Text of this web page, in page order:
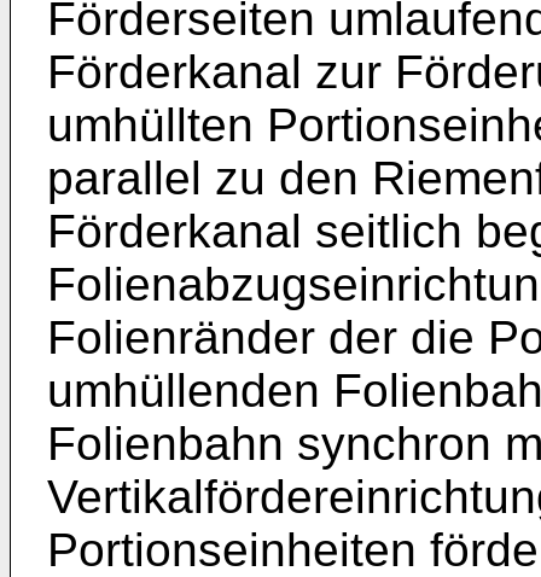
Förderseiten
Förderkanal zur
umhüllten
parallel zu den
Förderkanal seitlich
Folienränder der die
umhüllenden
Folienbahn synchron
Portionseinheiten